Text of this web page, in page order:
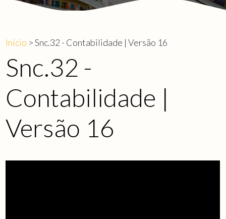
Início > Snc.32 - Contabilidade | Versão 16
Snc.32 -
Contabilidade |
Versão 16